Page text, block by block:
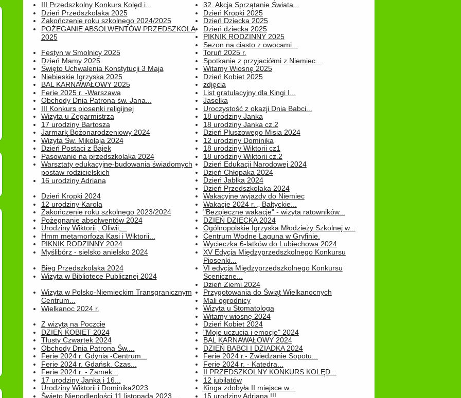
III Przedszkolny Konkurs Kolęd i...
Dzień Przedszkolaka 2025
32. Akcja Sprzątanie Świata...
Dzień Kropki 2025
Zakończenie roku szkolnego 2024/2025
POŻEGANIE ABSOLWENTÓW PRZEDSZKOLA
2025
Dzień Dziecka 2025
Dzień dziecka 2025
PIKNIK RODZINNY 2025
Sezon na ciasto z owocami...
Festyn w Smolnicy 2025
Dzień Mamy 2025
Toruń 2025 r.
Spotkanie z przyjaciółmi z Niemiec...
Święto Uchwalenia Konstytucji 3 Maja
Niebieskie Igrzyska 2025
Witamy Wiosnę 2025
Dzień Kobiet 2025
BAL KARNAWAŁOWY 2025
Ferie 2025 r. -Warszawa
zdjęcia
List gratulacyjny dla Kingi I...
Obchody Dnia Patrona św. Jana...
III Konkurs piosenki religijnej
Jasełka
Uroczystość z okazji Dnia Babci...
Wizyta u Zegarmistrza
17 urodziny Bartosza
18 urodziny Janka
18 urodziny Janka cz.2
Jarmark Bożonarodzeniowy 2024
Wizyta Św. Mikołaja 2024
Dzień Pluszowego Misia 2024
12 urodziny Dominika
Dzień Postaci z Bajek
Pasowanie na przedszkolaka 2024
18 urodziny Wiktorii cz1
18 urodziny Wiktorii cz.2
Warsztaty edukacyjne-budowania świadomych
postaw rodzicielskich
16 urodziny Adriana
Dzień Edukacji Narodowej 2024
Dzień Chłopaka 2024
Dzień Jabłka 2024
Dzień Przedszkolaka 2024
Dzień Kropki 2024
12 urodziny Karola
Wakacyjne wyjazdy do Niemiec
Wakacje 2024 r. „ Bałtyckie...
Zakończenie roku szkolnego 2023/2024
Pożegnanie absolwentów 2024
"Bezpieczne wakacje" - wizyta ratowników...
DZIEŃ DZIECKA 2024
Urodziny Wiktorii , Oliwii,...
Hmm metamorfoza Kasi i Wiktorii...
Ogólnopolskie Igrzyska Młodzieży Szkolnej w...
Centrum Wodne Laguna w Gryfinie.
PIKNIK RODZINNY 2024
Myślibórz - sielsko anielsko 2024
Wycieczka 6-latków do Lubiechowa 2024
XV Edycja Międzyprzedszkolnego Konkursu
Piosenki...
Bieg Przedszkolaka 2024
Wizyta w Bibliotece Publicznej 2024
VI edycja Międzyprzedszkolnego Konkursu
Sceniczne...
Dzień Ziemi 2024
Wizyta w Polsko-Niemieckim Transgranicznym
Centrum...
Wielkanoc 2024 r.
Przygotowania do Świąt Wielkanocnych
Mali ogrodnicy
Wizyta u Stomatologa
Witamy wiosnę 2024
Z wizytą na Poczcie
DZIEŃ KOBIET 2024
Dzień Kobiet 2024
"Moje uczucia i emocje" 2024
Tłusty Czwartek 2024
Obchody Dnia Patrona Św....
BAL KARNAWAŁOWY 2024
DZIEŃ BABCI I DZIADKA 2024
Ferie 2024 r. Gdynia -Centrum...
Ferie 2024 r. Gdańsk. Czas...
Ferie 2024 r.- Zwiedzanie Sopotu...
Ferie 2024 r. - Katedra...
Ferie 2024 r. - Zamek...
17 urodziny Janka i 16...
II PRZEDSZKOLNY KONKURS KOLĘD...
12 jubilatów
Urodziny Wiktorii i Dominika2023
Święto Niepodległości 11 listopada 2023...
Kinga zdobyła II miejsce w...
15 urodziny Adriana !!!